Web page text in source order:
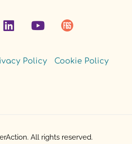
Policy Cookie Policy
All rights reserved.